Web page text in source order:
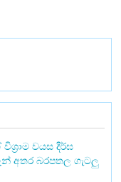
වයස දීර්ඝ
අතර බරපතල ගැටලු